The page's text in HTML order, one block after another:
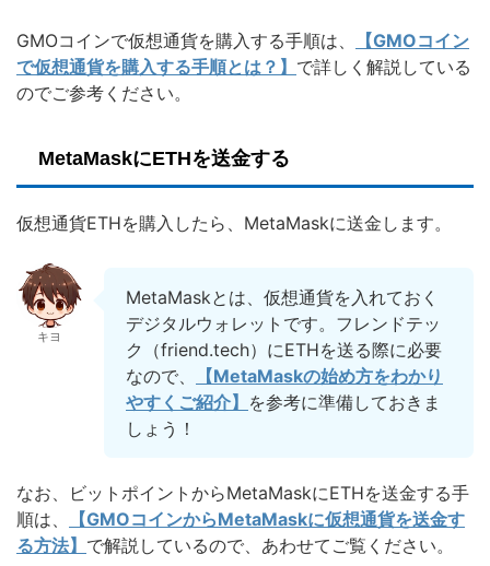
GMOコインで仮想通貨を購入する手順は、
【GMOコイン
で仮想通貨を購入する手順とは？】 で詳しく解説している
のでご参考ください。
MetaMaskにETHを送金する
仮想通貨ETHを購入したら、MetaMaskに送金します。
キヨ
MetaMaskとは、仮想通貨を入れておく
デジタルウォレットです。フレンドテッ
ク（friend.tech）にETHを送る際に必要
なので、
【MetaMaskの始め方をわかり
やすくご紹介】 を参考に準備しておきま
しょう！
なお、ビットポイントからMetaMaskにETHを送金する手
順は、
【GMOコインからMetaMaskに仮想通貨を送金す
る方法】 で解説しているので、あわせてご覧ください。